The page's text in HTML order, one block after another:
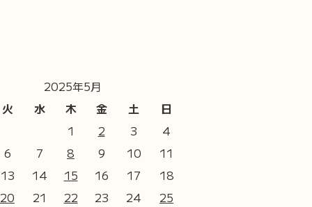
2025年5月
火 水 木 金 土 日
1 2 3
4
6 7 8 9 10
11
13 14 15 16 17
18
20 21 22 23 24
25